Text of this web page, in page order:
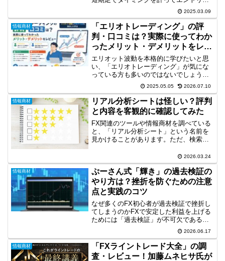
するのが一般的です。しかし、初心者の
方にとっては、マルチタイムフレーム分
析は難しく、また時間も取れないと感じ
ている方も多くいます。...
2025.03.09
情報商材
「エリオトレーディング」の評
判・口コミは？実際に使ってわか
ったメリット・デメリットをレビ
ュー
エリオット波動を本格的に学びたいと思
い、「エリオトレーディング」が気にな
っている方も多いのではないでしょう
か。私自身も、エリオット波動を学ぶ中
でさまざまな教材や書籍を調べてきまし
たが、エリオット波動を体系的に学べる
教材は決して多くありません...
2025.05.05 2026.07.10
情報商材
リアル分析シートは怪しい？評判
と内容を客観的に確認してみた
FX関連のツールや情報商材を調べている
と、「リアル分析シート」という名前を
見かけることがあります。ただ、検索し
に使えるツールなのか？情報商材によく
ある誇張ではないか？と疑問に思う方も
いると思います。この記...
2026.03.24
情報商材
ぷーさん式「輝き」の過去検証の
やり方は？挫折を防ぐための注意
点と実践のコツ
なぜ多くのFX初心者が過去検証で挫折し
てしまうのかFXで安定した利益を上げる
ためには「過去検証」が不可欠であると
多くの教材や先輩トレーダーは言いま
す。しかし、いざ挑戦してみると「何を
基準に検証すればいいのかわからない」
「面倒になって数日でや...
2026.06.17
情報商材
「FXライントレード大全」の調
査・レビュー！加藤ムネヒサ氏が